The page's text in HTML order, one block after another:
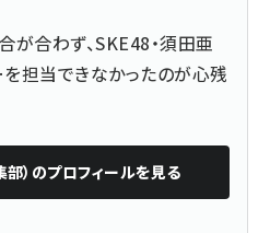
が合わず、SKE48・須田亜
担当できなかったのが心残
） のプロフィールを見る